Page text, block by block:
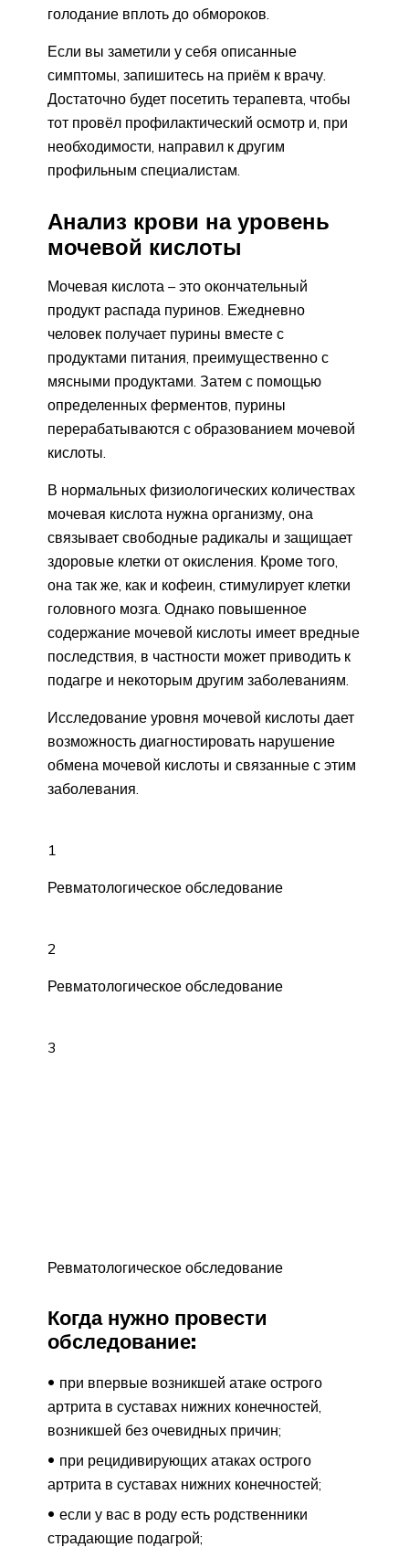
голодание вплоть до обмороков.
Если вы заметили у себя описанные
симптомы, запишитесь на приём к врачу.
Достаточно будет посетить терапевта, чтобы
тот провёл профилактический осмотр и, при
необходимости, направил к другим
профильным специалистам.
Анализ крови на уровень
мочевой кислоты
Мочевая кислота – это окончательный
продукт распада пуринов. Ежедневно
человек получает пурины вместе с
продуктами питания, преимущественно с
мясными продуктами. Затем с помощью
определенных ферментов, пурины
перерабатываются с образованием мочевой
кислоты.
В нормальных физиологических количествах
мочевая кислота нужна организму, она
связывает свободные радикалы и защищает
здоровые клетки от окисления. Кроме того,
она так же, как и кофеин, стимулирует клетки
головного мозга. Однако повышенное
содержание мочевой кислоты имеет вредные
последствия, в частности может приводить к
подагре и некоторым другим заболеваниям.
Исследование уровня мочевой кислоты дает
возможность диагностировать нарушение
обмена мочевой кислоты и связанные с этим
заболевания.
1
Ревматологическое обследование
2
Ревматологическое обследование
3
Ревматологическое обследование
Когда нужно провести
обследование:
при впервые возникшей атаке острого
артрита в суставах нижних конечностей,
возникшей без очевидных причин;
при рецидивирующих атаках острого
артрита в суставах нижних конечностей;
если у вас в роду есть родственники
страдающие подагрой;